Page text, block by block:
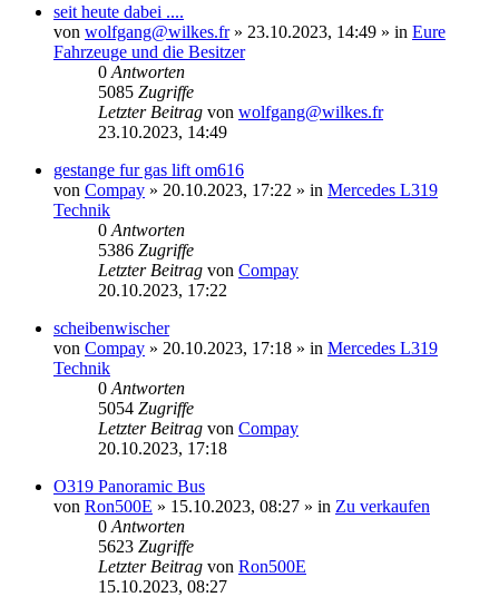
seit heute dabei ....
von wolfgang@wilkes.fr» 23.10.2023, 14:49 » in Eure
Fahrzeuge und die Besitzer
0 Antworten
5085 Zugriffe
Letzter Beitrag von wolfgang@wilkes.fr
23.10.2023, 14:49
gestange fur gas lift om616
von Compay » 20.10.2023, 17:22 » in Mercedes L319
Technik
0 Antworten
5386 Zugriffe
Letzter Beitrag von Compay
20.10.2023, 17:22
scheibenwischer
von Compay » 20.10.2023, 17:18 » in Mercedes L319
Technik
0 Antworten
5054 Zugriffe
Letzter Beitrag von Compay
20.10.2023, 17:18
O319 Panoramic Bus
von Ron500E » 15.10.2023, 08:27 » in Zu verkaufen
0 Antworten
5623 Zugriffe
Letzter Beitrag von Ron500E
15.10.2023, 08:27